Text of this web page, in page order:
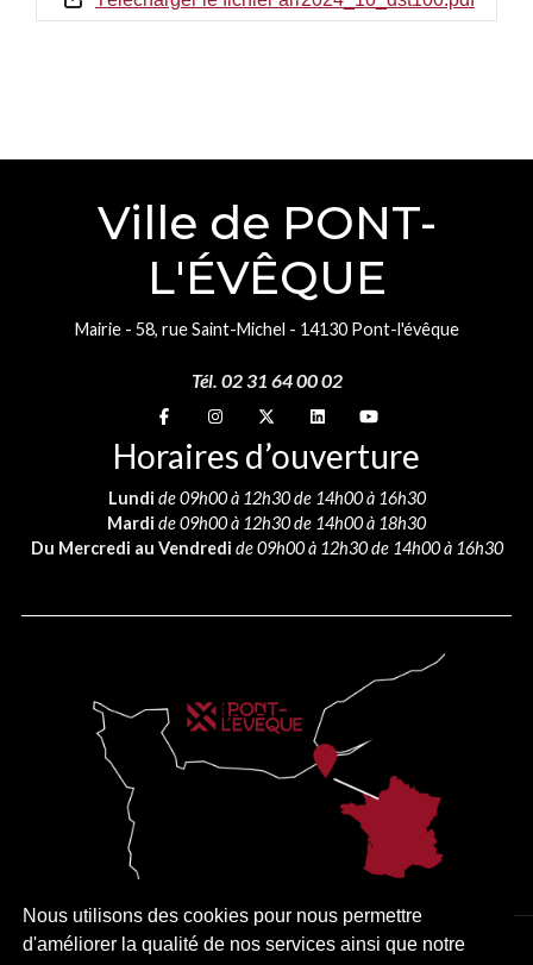
Nous utilisons des cookies pour nous permettre
d'améliorer la qualité de nos services ainsi que notre
Ville de PONT-
L'ÉVÊQUE
Mairie - 58, rue Saint-Michel - 14130 Pont-l'évêque
Tél. 02 31 64 00 02
Suivez-nous sur
Suivez-nous sur
Suivez-nous sur
Suivez-nous sur
Suivez-nous sur
Horaires d’ouverture
Lundi de 09h00 à 12h30 de 14h00 à 16h30
Mardi de 09h00 à 12h30 de 14h00 à 18h30
Du Mercredi au Vendredi de 09h00 à 12h30 de 14h00 à 16h30
PLAN DU SITE MENTIONS LÉGALES ACCESSIBILITÉ